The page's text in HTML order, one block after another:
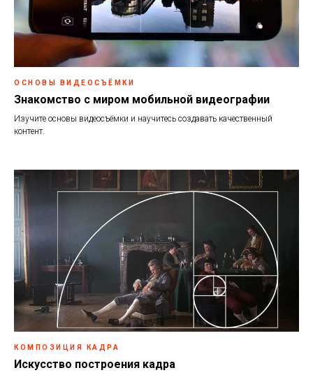
ОСНОВЫ ВИДЕОСЪЁМКИ
Знакомство с миром мобильной видеографии
Изучите основы видеосъёмки и научитесь создавать качественный
контент.
КОМПОЗИЦИЯ КАДРА
Искусство построения кадра